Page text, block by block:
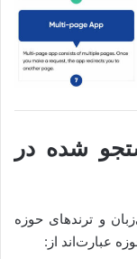
شده در
و ترندهای حوزه
عبارت‌اند از: